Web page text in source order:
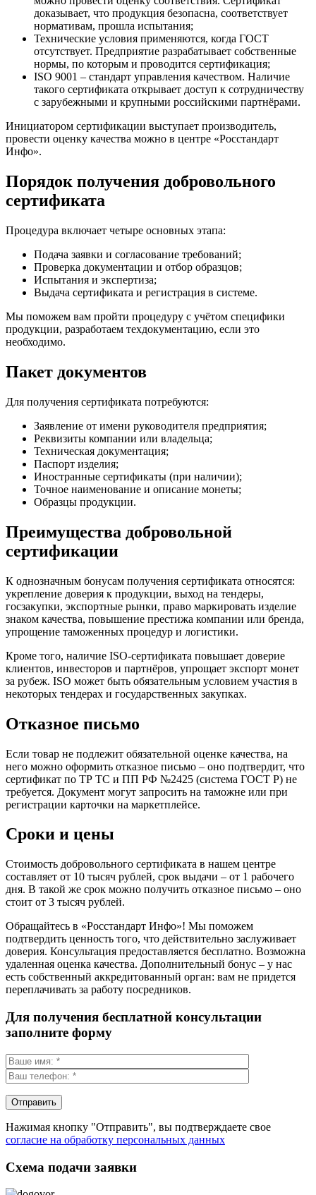
доказывает, что продукция безопасна, соответствует
нормативам, прошла испытания;
Технические условия применяются, когда ГОСТ
отсутствует. Предприятие разрабатывает собственные
нормы, по которым и проводится сертификация;
ISO 9001 – стандарт управления качеством. Наличие
такого сертификата открывает доступ к сотрудничеству
с зарубежными и крупными российскими партнёрами.
Инициатором сертификации выступает производитель,
провести оценку качества можно в центре «Росстандарт
Инфо».
Порядок получения добровольного
сертификата
Процедура включает четыре основных этапа:
Подача заявки и согласование требований;
Проверка документации и отбор образцов;
Испытания и экспертиза;
Выдача сертификата и регистрация в системе.
Мы поможем вам пройти процедуру с учётом специфики
продукции, разработаем техдокументацию, если это
необходимо.
Пакет документов
Для получения сертификата потребуются:
Заявление от имени руководителя предприятия;
Реквизиты компании или владельца;
Техническая документация;
Паспорт изделия;
Иностранные сертификаты (при наличии);
Точное наименование и описание монеты;
Образцы продукции.
Преимущества добровольной
сертификации
К однозначным бонусам получения сертификата относятся:
укрепление доверия к продукции, выход на тендеры,
госзакупки, экспортные рынки, право маркировать изделие
знаком качества, повышение престижа компании или бренда,
упрощение таможенных процедур и логистики.
Кроме того, наличие ISO-сертификата повышает доверие
клиентов, инвесторов и партнёров, упрощает экспорт монет
за рубеж. ISO может быть обязательным условием участия в
некоторых тендерах и государственных закупках.
Отказное письмо
Если товар не подлежит обязательной оценке качества, на
него можно оформить отказное письмо – оно подтвердит, что
сертификат по ТР ТС и ПП РФ №2425 (система ГОСТ Р) не
требуется. Документ могут запросить на таможне или при
регистрации карточки на маркетплейсе.
Сроки и цены
Стоимость добровольного сертификата в нашем центре
составляет от 10 тысяч рублей, срок выдачи – от 1 рабочего
дня. В такой же срок можно получить отказное письмо – оно
стоит от 3 тысяч рублей.
Обращайтесь в «Росстандарт Инфо»! Мы поможем
подтвердить ценность того, что действительно заслуживает
доверия. Консультация предоставляется бесплатно. Возможна
удаленная оценка качества. Дополнительный бонус – у нас
есть собственный аккредитованный орган: вам не придется
переплачивать за работу посредников.
Для получения бесплатной консультации
заполните форму
Нажимая кнопку "Отправить", вы подтверждаете свое
согласие на обработку персональных данных
Схема подачи заявки